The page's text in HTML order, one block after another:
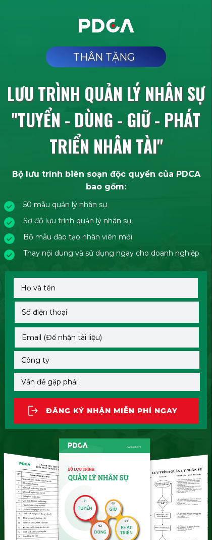
LƯU TRÌNH QUẢN LÝ NHÂN SỰ
"TUYỂN - DÙNG - GIỮ - PHÁT
TRIỂN NHÂN TÀI"
Bộ lưu trình biên soạn độc quyền của PDCA
bao gồm:
THÂN TẶNG
50 mẫu quản lý nhân sự
Sơ đồ lưu trình quản lý nhân sự
Bộ mẫu đào tạo nhân viên mới
Thay nội dung và sử dụng ngay cho doanh nghiệp
ĐĂNG KÝ NHẬN MIỄN PHÍ NGAY